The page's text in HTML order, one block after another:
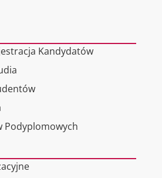
Kandydatów
Podyplomowych